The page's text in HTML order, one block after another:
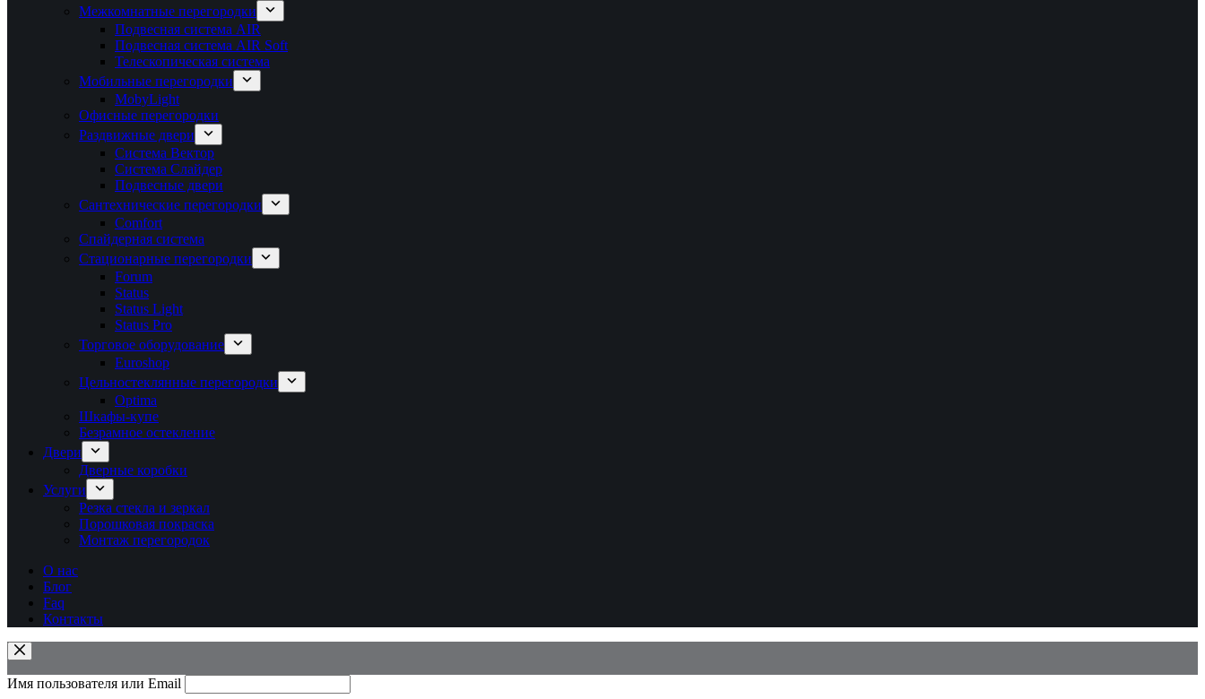
Межкомнатные перегородки
Подвесная система AIR
Подвесная система AIR Soft
Телескопическая система
Мобильные перегородки
MobyLight
Офисные перегородки
Раздвижные двери
Система Вектор
Система Слайдер
Подвесные двери
Сантехнические перегородки
Comfort
Спайдерная система
Стационарные перегородки
Forum
Status
Status Light
Status Pro
Торговое оборудование
Euroshop
Цельностеклянные перегородки
Optima
Шкафы-купе
Безрамное остекление
Двери
Дверные коробки
Услуги
Резка стекла и зеркал
Порошковая покраска
Монтаж перегородок
О нас
Блог
Faq
Контакты
Имя пользователя или Email